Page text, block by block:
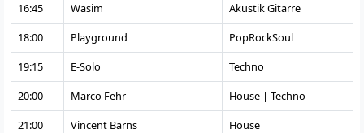
16:45
Wasim
Akustik Gitarre
18:00
Playground
PopRockSoul
19:15
E-Solo
Techno
20:00
Marco Fehr
House | Techno
21:00
Vincent Barns
House